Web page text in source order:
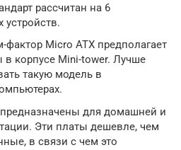
рассчитан на 6
устройств.
фактор Micro ATX предполагает
в корпусе Mini-tower. Лучше
такую модель в
предназначены для домашней и
Эти платы дешевле, чем
в связи с чем это